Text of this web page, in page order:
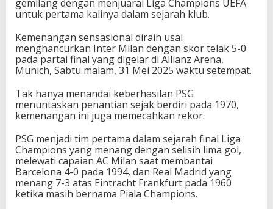
gemilang dengan menjuarai Liga Champions UEFA
untuk pertama kalinya dalam sejarah klub.
Kemenangan sensasional diraih usai
menghancurkan Inter Milan dengan skor telak 5-0
pada partai final yang digelar di Allianz Arena,
Munich, Sabtu malam, 31 Mei 2025 waktu setempat.
Tak hanya menandai keberhasilan PSG
menuntaskan penantian sejak berdiri pada 1970,
kemenangan ini juga memecahkan rekor.
PSG menjadi tim pertama dalam sejarah final Liga
Champions yang menang dengan selisih lima gol,
melewati capaian AC Milan saat membantai
Barcelona 4-0 pada 1994, dan Real Madrid yang
menang 7-3 atas Eintracht Frankfurt pada 1960
ketika masih bernama Piala Champions.